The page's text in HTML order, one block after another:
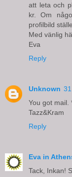
att leta och
kr. Om
profilbild
Med vänlig
Eva
Reply
Unknown
You got mail.
Tazz&Kram
Reply
Eva in
Tack, Inkan!